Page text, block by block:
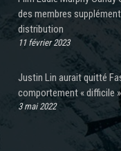
des membres
distribution
11 février 2023
Justin Lin aurait quitté
comportement « difficile
3 mai 2022